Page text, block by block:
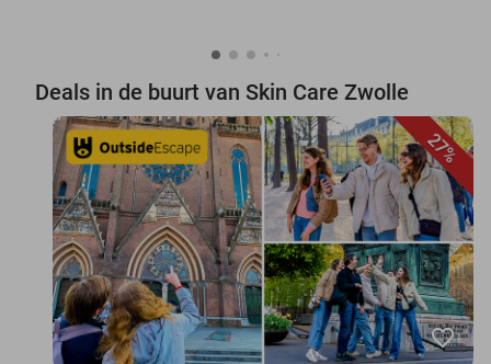
Deals in de buurt van Skin Care Zwolle
27%
favorite_border